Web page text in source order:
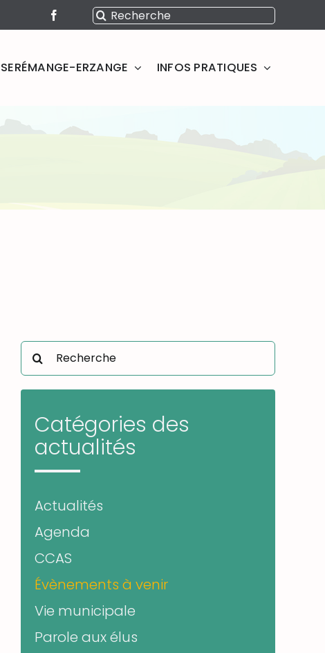
Rechercher:
ERZANGE INFOS PRATIQUES
Rechercher:
Catégories des
actualités
Actualités
Agenda
CCAS
Évènements à venir
Vie municipale
Parole aux élus